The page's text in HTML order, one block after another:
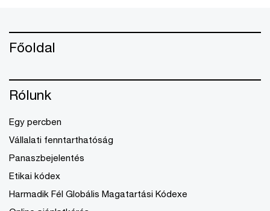
Főoldal
Rólunk
Egy percben
Vállalati fenntarthatóság
Panaszbejelentés
Etikai kódex
Harmadik Fél Globális Magatartási Kódexe